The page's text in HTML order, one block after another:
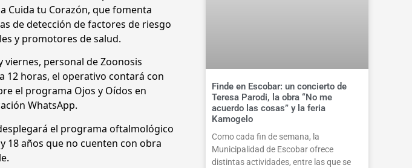
Cuida tu Corazón, que fomenta
de detección de factores de riesgo
y promotores de salud.
viernes, personal de Zoonosis
12 horas, el operativo contará con
el programa Ojos y Oídos en
WhatsApp.
el programa oftalmológico
18 años que no cuenten con obra
Finde en Escobar: un concierto de
Teresa Parodi, la obra “No me
acuerdo las cosas” y la feria
Kamogelo
Como cada fin de semana, la
Municipalidad de Escobar ofrece
distintas actividades, entre las que se